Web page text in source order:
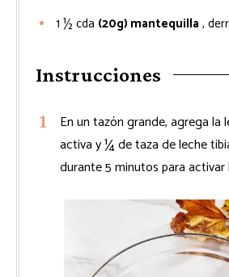
1 ½cda (20g) mantequilla ,
Instrucciones
En un tazón grande, agrega la
activa y ¼ de taza de leche
durante 5 minutos para activar